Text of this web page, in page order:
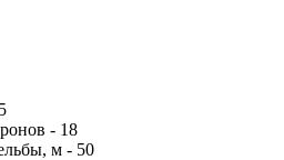
- 18
м - 50